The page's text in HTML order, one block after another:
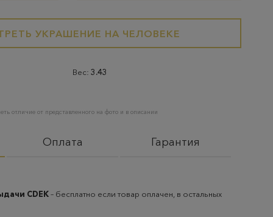
УКРАШЕНИЕ НА ЧЕЛОВЕКЕ
Вес: 3.43
отличие от представленного на фото и в описании
Оплата Гарантия
CDEK– бесплатно если товар оплачен, в остальных